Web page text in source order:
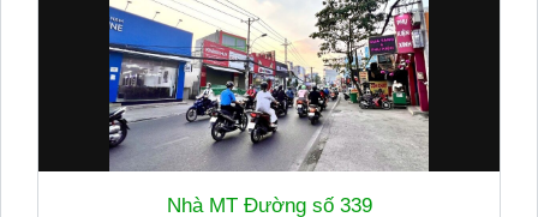
Nhà MT Đường số 339